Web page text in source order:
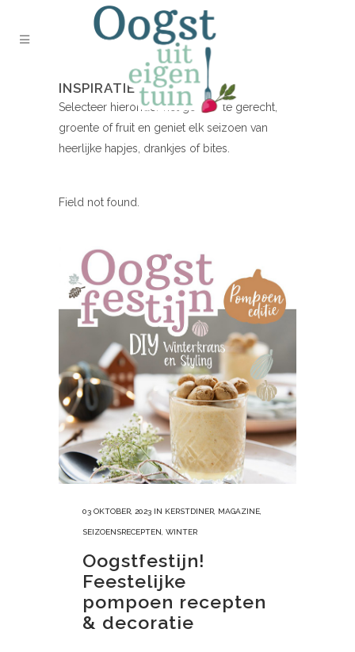
INSPIRATIE NODIG?
Selecteer hieronder het gewenste gerecht,
groente of fruit en geniet elk seizoen van
heerlijke hapjes, drankjes of bites.
Field not found.
03 OKTOBER, 2023 IN KERSTDINER MAGAZINE
SEIZOENSRECEPTEN WINTER
Oogstfestijn!
Feestelijke
pompoen recepten
& decoratie